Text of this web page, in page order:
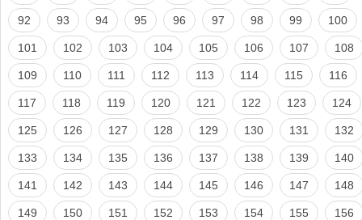
92 93 94 95 96 97 98 99 100
101 102 103 104 105 106 107 108
109 110 111 112 113 114 115 116
117 118 119 120 121 122 123 124
125 126 127 128 129 130 131 132
133 134 135 136 137 138 139 140
141 142 143 144 145 146 147 148
149 150 151 152 153 154 155 156